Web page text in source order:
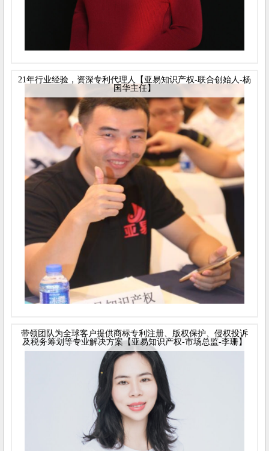
21年行业经验，资深专利代理人【亚易知识产权-联合创始人-杨
国华主任】
带领团队为全球客户提供商标专利注册、版权保护、侵权投诉
及税务筹划等专业解决方案【亚易知识产权-市场总监-李珊】